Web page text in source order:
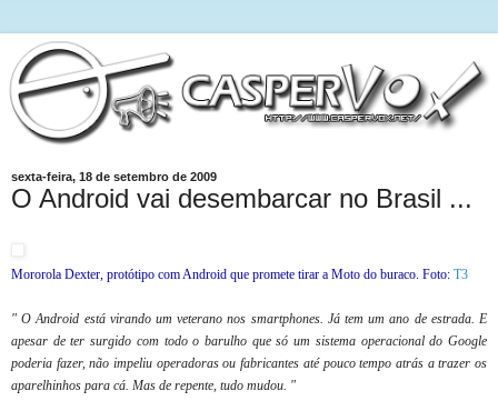
sexta-feira, 18 de setembro de 2009
O Android vai desembarcar no Brasil ...
Mororola Dexter, protótipo com Android que promete tirar a Moto do buraco. Foto: T3
" O Android está virando um veterano nos smartphones. Já tem um ano de estrada. E
apesar de ter surgido com todo o barulho que só um sistema operacional do Google
poderia fazer, não impeliu operadoras ou fabricantes até pouco tempo atrás a trazer os
aparelhinhos para cá. Mas de repente, tudo mudou. "